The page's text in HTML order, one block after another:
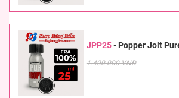
JPP25- Popper Jolt
1.400.000 VNĐ